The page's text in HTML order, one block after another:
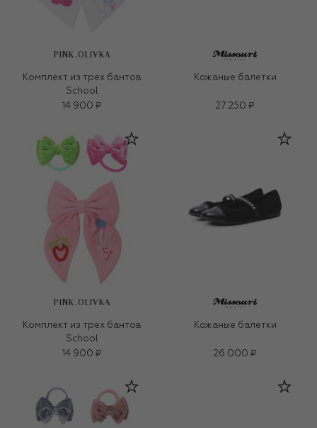
PINK.OLIVKA
Комплект из трех бантов
School
14 900 ₽
Кожаные балетки
27 250 ₽
PINK.OLIVKA
Комплект из трех бантов
School
14 900 ₽
Кожаные балетки
26 000 ₽